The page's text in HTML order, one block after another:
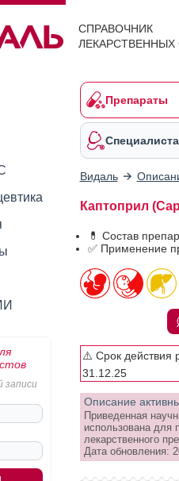
СПРАВОЧНИК
ЛЕКАРСТВЕННЫХ
записи
Препараты
Видаль
Каптоприл
💊 Состав
✅ Применение
⚠️ Срок действия
31.12.25
Описание
Приведенная
использована для
лекарственного
Дата обновления: